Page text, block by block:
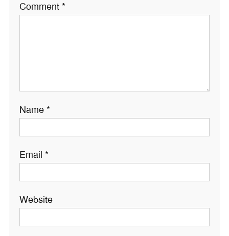
Comment *
Name *
Email *
Website